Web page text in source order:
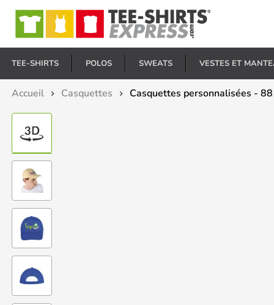
TEE-SHIRTS POLOS SWEATS VESTES ET
Accueil Casquettes Casquettes personnalisées -